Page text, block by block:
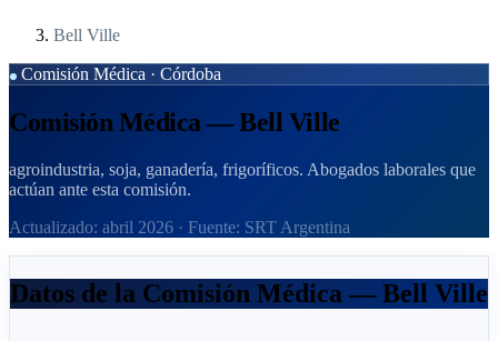
Bell Ville
Comisión Médica · Córdoba
Comisión Médica — Bell Ville
agroindustria, soja, ganadería, frigoríficos. Abogados laborales que
actúan ante esta comisión.
Actualizado: abril 2026 · Fuente: SRT Argentina
Datos de la Comisión Médica — Bell Ville